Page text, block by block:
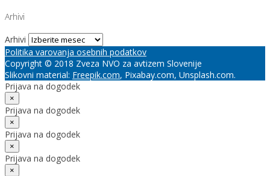
Arhivi
Arhivi
Politika varovanja osebnih podatkov
Copyright © 2018 Zveza NVO za avtizem Slovenije
Slikovni material: Freepik.com, Pixabay.com, Unsplash.com.
Prijava na dogodek
×
Prijava na dogodek
×
Prijava na dogodek
×
Prijava na dogodek
×